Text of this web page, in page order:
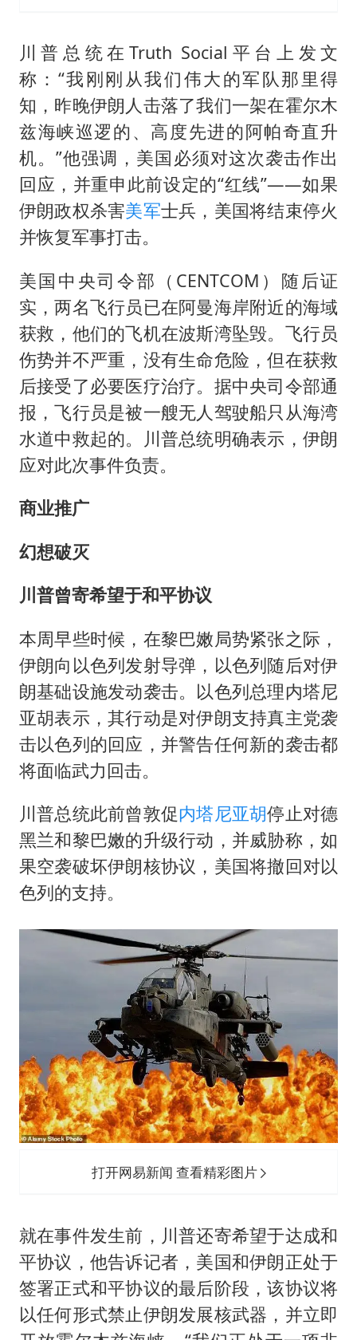
川普总统在Truth Social平台上发文
称：“我刚刚从我们伟大的军队那里得
知，昨晚伊朗人击落了我们一架在霍尔木
兹海峡巡逻的、高度先进的阿帕奇直升
机。”他强调，美国必须对这次袭击作出
回应，并重申此前设定的“红线”——如果
伊朗政权杀害美军士兵，美国将结束停火
并恢复军事打击。
美国中央司令部（CENTCOM）随后证
实，两名飞行员已在阿曼海岸附近的海域
获救，他们的飞机在波斯湾坠毁。飞行员
伤势并不严重，没有生命危险，但在获救
后接受了必要医疗治疗。据中央司令部通
报，飞行员是被一艘无人驾驶船只从海湾
水道中救起的。川普总统明确表示，伊朗
应对此次事件负责。
商业推广
幻想破灭
川普曾寄希望于和平协议
本周早些时候，在黎巴嫩局势紧张之际，
伊朗向以色列发射导弹，以色列随后对伊
朗基础设施发动袭击。以色列总理内塔尼
亚胡表示，其行动是对伊朗支持真主党袭
击以色列的回应，并警告任何新的袭击都
将面临武力回击。
川普总统此前曾敦促内塔尼亚胡停止对德
黑兰和黎巴嫩的升级行动，并威胁称，如
果空袭破坏伊朗核协议，美国将撤回对以
色列的支持。
打开网易新闻 查看精彩图片
就在事件发生前，川普还寄希望于达成和
平协议，他告诉记者，美国和伊朗正处于
签署正式和平协议的最后阶段，该协议将
以任何形式禁止伊朗发展核武器，并立即